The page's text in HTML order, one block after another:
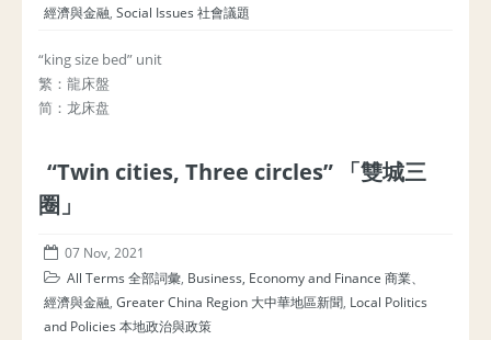
經濟與金融, Social Issues 社會議題
“king size bed” unit
繁：龍床盤
简：龙床盘
“Twin cities, Three circles” 「雙城三
圈」
07 Nov, 2021
All Terms 全部詞彙, Business, Economy and Finance 商業、
經濟與金融, Greater China Region 大中華地區新聞, Local Politics
and Policies 本地政治與政策